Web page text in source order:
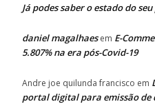
Já podes saber o estado do
daniel magalhaesem E-
5.807% na era pós-Covid-19
Andre joe quilunda francisco em
portal digital para emissão